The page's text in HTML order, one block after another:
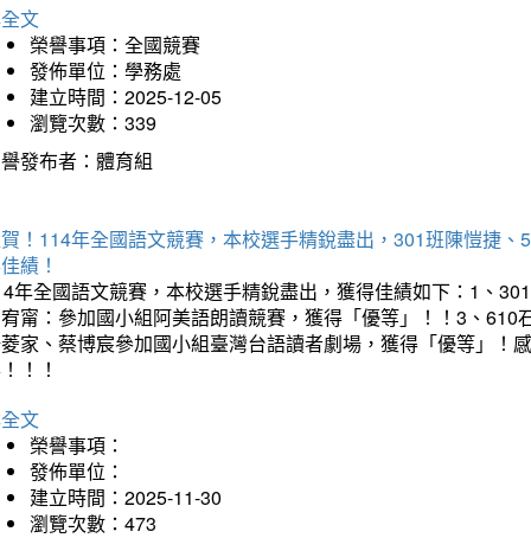
文
榮譽事項：全國競賽
發佈單位：學務處
建立時間：2025-12-05
瀏覽次數：339
發布者：體育組
！114年全國語文競賽，本校選手精銳盡出，301班陳愷捷
績！
年全國語文競賽，本校選手精銳盡出，獲得佳績如下：1、
甯：參加國小組阿美語朗讀競賽，獲得「優等」！！3、
家、蔡博宸參加國小組臺灣台語讀者劇場，獲得「優等」！
！！
文
榮譽事項：
發佈單位：
建立時間：2025-11-30
瀏覽次數：473